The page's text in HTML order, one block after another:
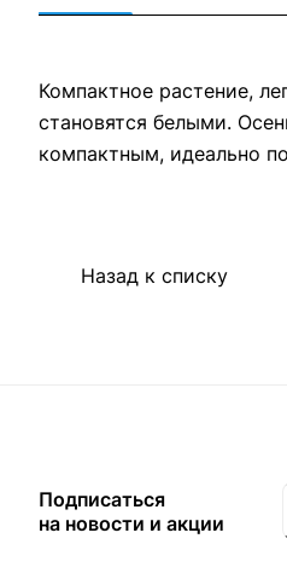
Компактное растение,
становятся белыми.
компактным, идеально
Назад к списку
Подписаться
на новости и акции